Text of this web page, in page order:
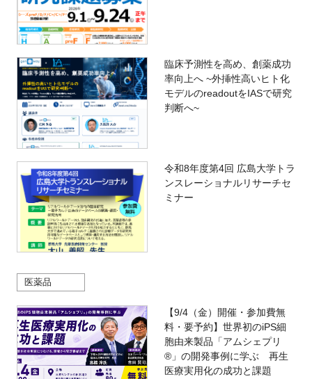
臨床予測性を高め、創薬成功
率向上へ ~外挿性高いヒト化
モデルのreadoutをIASで研究
判断へ~
令和8年度第4回 広島大学トラ
ンスレーショナルリサーチセ
ミナー
医薬品
【9/4（金）開催・参加費無
料・要予約】世界初のiPS細
胞由来製品「アムシェプリ
®」の開発事例に学ぶ 再生
医療実用化の成功と課題